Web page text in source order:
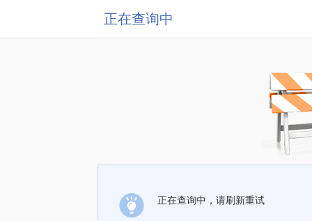
正在查询中
正在查询中，请刷新重试